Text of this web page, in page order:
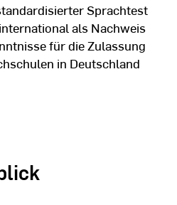
Sprachtest
als Nachweis
für die Zulassung
in Deutschland